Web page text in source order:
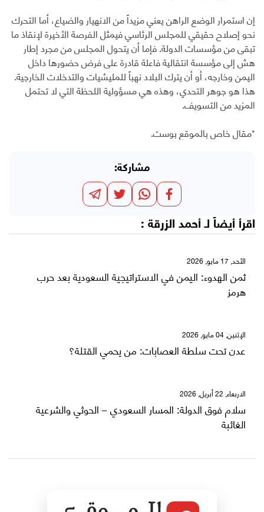
إن استمرار الوضع الراهن يعني مزيداً من الانهيار والضياع، أما التحرك
نحو إصلاح حقيقي للمجلس الرئاسي فيمثل الفرصة الأخيرة لإنقاذ ما
تبقى من مؤسسات الدولة. فإما أن يتحول المجلس من مجرد إطار
هش إلى مؤسسة انتقالية فاعلة قادرة على فرض حضورها داخل
اليمن وخارجه، أو أن يترك البلاد نهباً للمليشيات والتدخلات الخارجية.
هذا هو جوهر التحدي، وهذه هي مسؤولية اللحظة التي لا تحتمل
المزيد من التسويف.
*مقال خاص بالموقع بوست.
مشاركة:
اقرأ أيضاً لـ أحمد الزرقة :
الأحد, 17 مايو, 2026
ثمن الهدوء: اليمن في الاستراتيجية السعودية بعد حرب
هرمز
الإثنين, 04 مايو, 2026
عدن تحت سلطة العصابات: من يحمي القتلة؟
الاربعاء, 22 أبريل, 2026
سلام فوق الدولة: المسار السعودي – الحوثي والشرعية
الغائبة